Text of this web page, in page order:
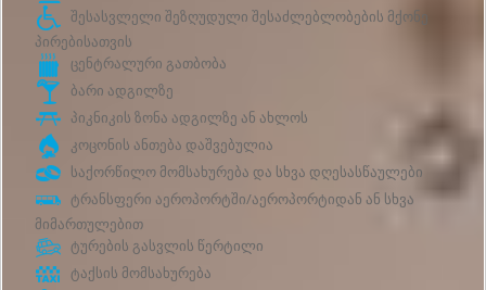
შესასვლელი შეზღუდული შესაძლებლობების მქონე
პირებისათვის
ცენტრალური გათბობა
ბარი ადგილზე
პიკნიკის ზონა ადგილზე ან ახლოს
კოცონის ანთება დაშვებულია
საქორწილო მომსახურება და სხვა დღესასწაულები
ტრანსფერი აეროპორტში/აეროპორტიდან ან სხვა
მიმართულებით
ტურების გასვლის წერტილი
ტაქსის მომსახურება